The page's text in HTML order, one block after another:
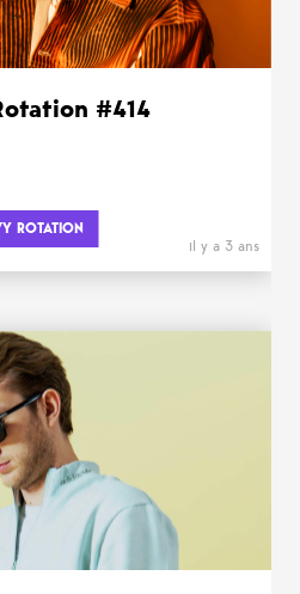
#414
ROTATION
il y a 3 ans